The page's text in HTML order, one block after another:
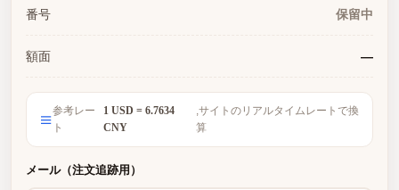
番号 保留中
額面 —
参考レー
ト
1 USD = 6.7634
CNY
,サイトのリアルタイムレートで換
算
メール（注文追跡用）